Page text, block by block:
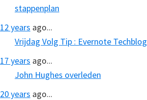
stappenplan
12 years ago...
Vrijdag Volg Tip : Evernote Techblog
17 years ago...
John Hughes overleden
20 years ago...